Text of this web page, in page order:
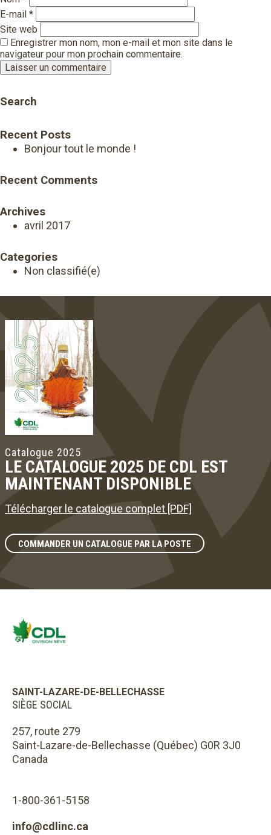
E-mail *
Site web
Enregistrer mon nom, mon e-mail et mon site dans le
navigateur pour mon prochain commentaire.
Search
Recent Posts
Bonjour tout le monde !
Recent Comments
Archives
avril 2017
Categories
Non classifié(e)
Catalogue 2025
LE CATALOGUE 2025 DE CDL EST
MAINTENANT DISPONIBLE
Télécharger le catalogue complet [PDF]
COMMANDER UN CATALOGUE PAR LA POSTE
SAINT-LAZARE-DE-BELLECHASSE
SIÈGE SOCIAL
257, route 279
Saint-Lazare-de-Bellechasse (Québec) G0R 3J0
Canada
1-800-361-5158
info@cdlinc.ca